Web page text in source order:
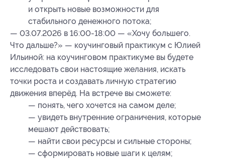
и открыть новые возможности для
стабильного денежного потока;
— 03.07.2026 в 16:00-18:00 — «Хочу большего.
Что дальше?» — коучинговый практикум с Юлией
Ильиной: на коучинговом практикуме вы будете
исследовать свои настоящие желания, искать
точки роста и создавать личную стратегию
движения вперёд. На встрече вы сможете:
— понять, чего хочется на самом деле;
— увидеть внутренние ограничения, которые
мешают действовать;
— найти свои ресурсы и сильные стороны;
— сформировать новые шаги к целям;